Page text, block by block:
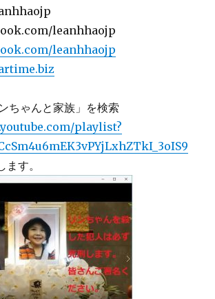
leanhhaojp
leanhhaojp
ちゃんと家族」を検索
playlist?
す。